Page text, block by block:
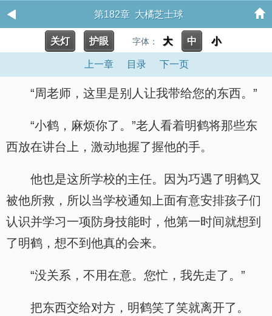
第182章 大橘芝士球
关灯 护眼 字体： 大 中 小
上一章 目录 下一页
“周老师，这里是别人让我带给您的东西。”
“小鹤，麻烦你了。”老人看着明鹤将那些东
西放在讲台上，激动地握了握他的手。
他也是这所学校的主任。因为巧遇了明鹤又
被他所救，所以当学校通知上面有意安排孩子们
认识并学习一项防身技能时，他第一时间就想到
了明鹤，想不到他真的会来。
“没关系，不用在意。您忙，我先走了。”
把东西交给对方，明鹤笑了笑就离开了。